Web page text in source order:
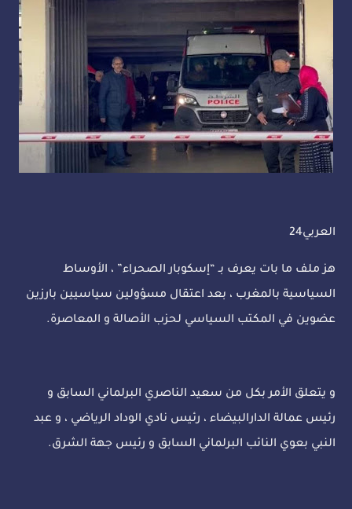
العربي24
هز ملف ما بات يعرف بـ “إسكوبار الصحراء” ، الأوساط
السياسية بالمغرب ، بعد اعتقال مسؤولين سياسيين بارزين
عضوين في المكتب السياسي لحزب الأصالة و المعاصرة.
و يتعلق الأمر بكل من سعيد الناصري البرلماني السابق و
رئيس عمالة الدارالبيضاء ، رئيس نادي الوداد الرياضي ، و عبد
النبي بعوي النائب البرلماني السابق و رئيس جهة الشرق.